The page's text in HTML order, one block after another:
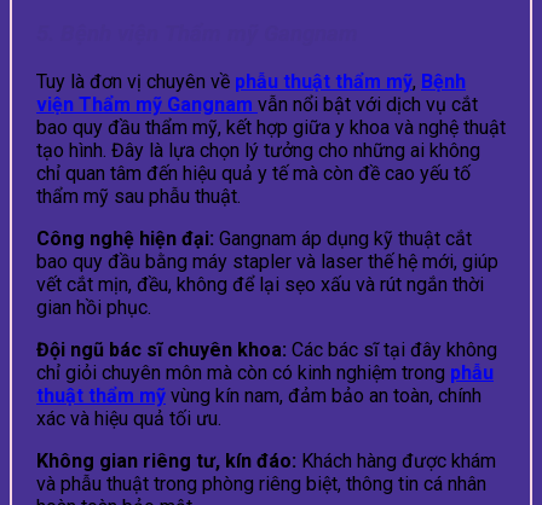
Tuy là đơn vị chuyên về phẫu thuật thẩm mỹ, Bệnh
viện Thẩm mỹ Gangnam vẫn nổi bật với dịch vụ cắt
bao quy đầu thẩm mỹ, kết hợp giữa y khoa và nghệ thuật
tạo hình. Đây là lựa chọn lý tưởng cho những ai không
chỉ quan tâm đến hiệu quả y tế mà còn đề cao yếu tố
thẩm mỹ sau phẫu thuật.
Công nghệ hiện đại: Gangnam áp dụng kỹ thuật cắt
bao quy đầu bằng máy stapler và laser thế hệ mới, giúp
vết cắt mịn, đều, không để lại sẹo xấu và rút ngắn thời
gian hồi phục.
Đội ngũ bác sĩ chuyên khoa: Các bác sĩ tại đây không
chỉ giỏi chuyên môn mà còn có kinh nghiệm trong phẫu
thuật thẩm mỹ vùng kín nam, đảm bảo an toàn, chính
xác và hiệu quả tối ưu.
Không gian riêng tư, kín đáo: Khách hàng được khám
và phẫu thuật trong phòng riêng biệt, thông tin cá nhân